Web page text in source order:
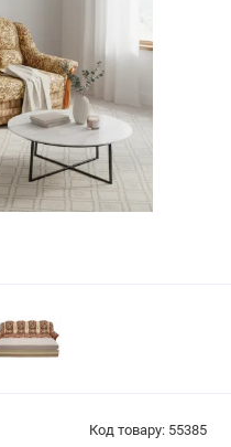
Код товару: 55385